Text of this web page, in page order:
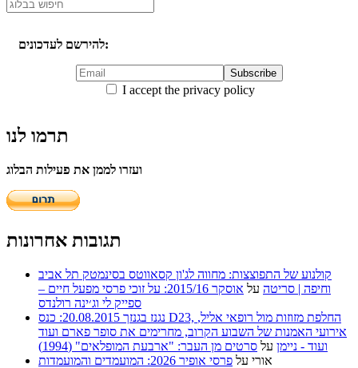
להירשם לעדכונים:
I accept the privacy policy
תרמו לנו
ועזרו לממן את פעילות הבלוג
תגובות אחרונות
קולנוע של התפוצצות: מחווה לג'ון קסאווטס בסינמטק תל אביב
וחיפה | סריטה על
אוסקר 2015/16: על זוכי פרסי מפעל חיים –
ספייק לי וג׳ינה רולנדס
נגנז בגנזך 20.08.2015: כנס D23, החלפת מזוזות מול רופאי אליל,
אירועי האמנות של השבוע הקרוב, מחרימים את סופר פארם ועוד
ועוד - ניימן על סרטים מן העבר: "ארבעת המופלאים" (1994)
אורי על פרסי אופיר 2026: המועמדים והמועמדות